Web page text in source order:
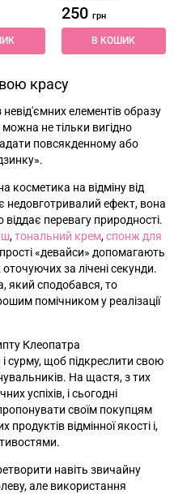
250 грн
В КОШИК
красу
невід'ємних елементів образу
не тільки вигідно
повсякденному або
косметика на відміну від
недовготривалий ефект, вона
перевагу природності.
,тональний крем,спонж для
«девайси» допомагають
за лічені секунди.
який сподобався, то
помічником у реалізації
Клеопатра
сурму, щоб підкреслити свою
На щастя, з тих
успіхів, і сьогодні
своїм покупцям
відмінної якості і,
навіть звичайну
але використання